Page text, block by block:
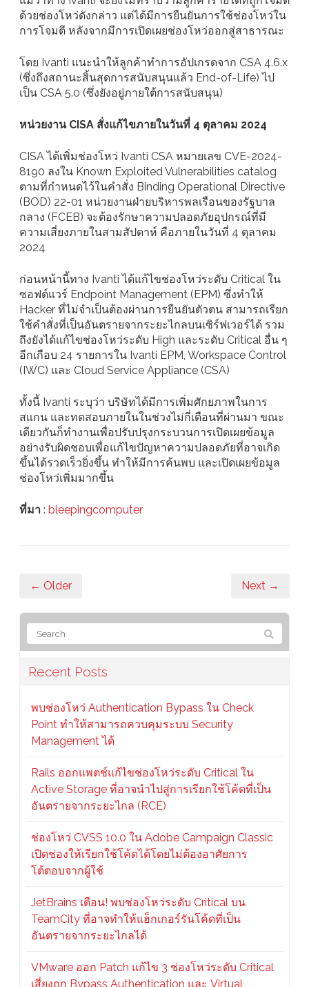
ด้วยช่องโหว่ดังกล่าว แต่ได้มีการยืนยันการใช้ช่องโหว่ใน
การโจมตี หลังจากมีการเปิดเผยช่องโหว่ออกสู่สาธารณะ
โดย Ivanti แนะนำให้ลูกค้าทำการอัปเกรดจาก CSA 4.6.x
(ซึ่งถึงสถานะสิ้นสุดการสนับสนุนแล้ว End-of-Life) ไป
เป็น CSA 5.0 (ซึ่งยังอยู่ภายใต้การสนับสนุน)
หน่วยงาน CISA สั่งแก้ไขภายในวันที่ 4 ตุลาคม 2024
CISA ได้เพิ่มช่องโหว่ Ivanti CSA หมายเลข CVE-2024-
8190 ลงใน Known Exploited Vulnerabilities catalog
ตามที่กำหนดไว้ในคำสั่ง Binding Operational Directive
(BOD) 22-01 หน่วยงานฝ่ายบริหารพลเรือนของรัฐบาล
กลาง (FCEB) จะต้องรักษาความปลอดภัยอุปกรณ์ที่มี
ความเสี่ยงภายในสามสัปดาห์ คือภายในวันที่ 4 ตุลาคม
2024
ก่อนหน้านี้ทาง Ivanti ได้แก้ไขช่องโหว่ระดับ Critical ใน
ซอฟต์แวร์ Endpoint Management (EPM) ซึ่งทำให้
Hacker ที่ไม่จำเป็นต้องผ่านการยืนยันตัวตน สามารถเรียก
ใช้คำสั่งที่เป็นอันตรายจากระยะไกลบนเซิร์ฟเวอร์ได้ รวม
ถึงยังได้แก้ไขช่องโหว่ระดับ High และระดับ Critical อื่น ๆ
อีกเกือบ 24 รายการใน Ivanti EPM, Workspace Control
(IWC) และ Cloud Service Appliance (CSA)
ทั้งนี้ Ivanti ระบุว่า บริษัทได้มีการเพิ่มศักยภาพในการ
สแกน และทดสอบภายในในช่วงไม่กี่เดือนที่ผ่านมา ขณะ
เดียวกันก็ทำงานเพื่อปรับปรุงกระบวนการเปิดเผยข้อมูล
อย่างรับผิดชอบเพื่อแก้ไขปัญหาความปลอดภัยที่อาจเกิด
ขึ้นได้รวดเร็วยิ่งขึ้น ทำให้มีการค้นพบ และเปิดเผยข้อมูล
ช่องโหว่เพิ่มมากขึ้น
ที่มา : bleepingcomputer
← Older Next →
Recent Posts
พบช่องโหว่ Authentication Bypass ใน Check
Point ทำให้สามารถควบคุมระบบ Security
Management ได้
Rails ออกแพตช์แก้ไขช่องโหว่ระดับ Critical ใน
Active Storage ที่อาจนำไปสู่การเรียกใช้โค้ดที่เป็น
อันตรายจากระยะไกล (RCE)
ช่องโหว่ CVSS 10.0 ใน Adobe Campaign Classic
เปิดช่องให้เรียกใช้โค้ดได้โดยไม่ต้องอาศัยการ
โต้ตอบจากผู้ใช้
JetBrains เตือน! พบช่องโหว่ระดับ Critical บน
TeamCity ที่อาจทำให้แฮ็กเกอร์รันโค้ดที่เป็น
อันตรายจากระยะไกลได้
VMware ออก Patch แก้ไข 3 ช่องโหว่ระดับ Critical
เสี่ยงถูก Bypass Authentication และ Virtual